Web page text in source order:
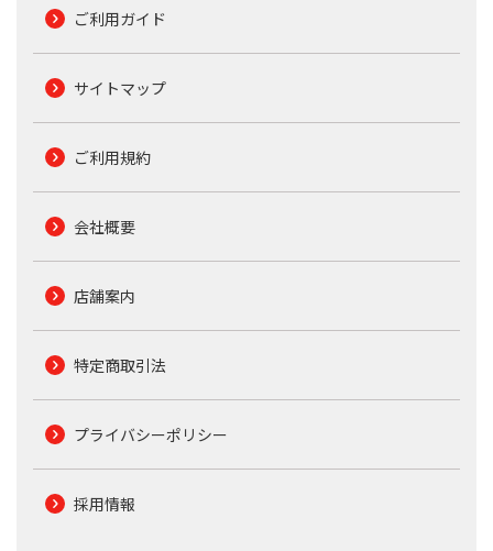
ご利用ガイド
サイトマップ
ご利用規約
会社概要
店舗案内
特定商取引法
プライバシーポリシー
採用情報